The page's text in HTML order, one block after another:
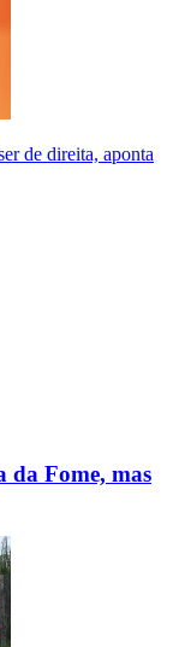
de direita, aponta
da Fome, mas